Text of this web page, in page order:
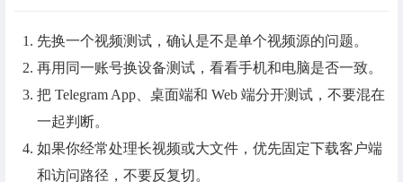
先换一个视频测试，确认是不是单个视频源的问题。
再用同一账号换设备测试，看看手机和电脑是否一致。
把 Telegram App、桌面端和 Web 端分开测试，不要混在
一起判断。
如果你经常处理长视频或大文件，优先固定下载客户端
和访问路径，不要反复切。